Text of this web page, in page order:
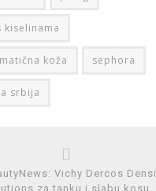
kiselinama
koža sephora
srbija
Vichy Dercos Densi
za tanku i slabu kosu